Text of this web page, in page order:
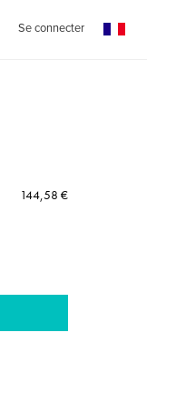
Se connecter
144,58 €